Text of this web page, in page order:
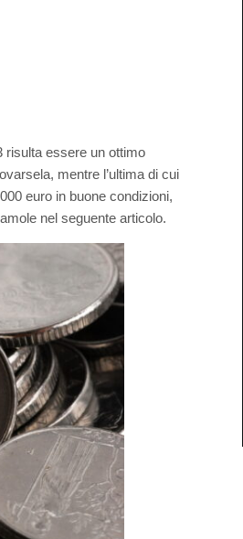
risulta essere un ottimo
mentre l’ultima di cui
euro in buone condizioni,
nel seguente articolo.